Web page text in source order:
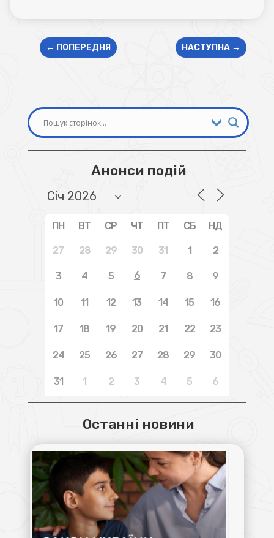
← ПОПЕРЕДНЯ НАСТУПНА →
Анонси подій
ПН ВТ СР ЧТ ПТ СБ НД
27 28 29 30 31 1 2
3 4 5 6 7 8 9
10 11 12 13 14 15 16
17 18 19 20 21 22 23
24 25 26 27 28 29 30
31 1 2 3 4 5 6
Останні новини